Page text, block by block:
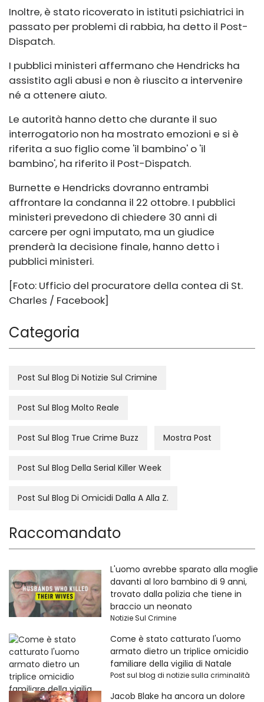
Inoltre, è stato ricoverato in istituti psichiatrici in
passato per problemi di rabbia, ha detto il Post-
Dispatch.
I pubblici ministeri affermano che Hendricks ha
assistito agli abusi e non è riuscito a intervenire
né a ottenere aiuto.
Le autorità hanno detto che durante il suo
interrogatorio non ha mostrato emozioni e si è
riferita a suo figlio come 'il bambino' o 'il
bambino', ha riferito il Post-Dispatch.
Burnette e Hendricks dovranno entrambi
affrontare la condanna il 22 ottobre. I pubblici
ministeri prevedono di chiedere 30 anni di
carcere per ogni imputato, ma un giudice
prenderà la decisione finale, hanno detto i
pubblici ministeri.
[Foto: Ufficio del procuratore della contea di St.
Charles / Facebook]
Categoria
Post Sul Blog Di Notizie Sul Crimine
Post Sul Blog Molto Reale
Post Sul Blog True Crime Buzz Mostra Post
Post Sul Blog Della Serial Killer Week
Post Sul Blog Di Omicidi Dalla A Alla Z.
Raccomandato
L'uomo avrebbe sparato alla moglie
davanti al loro bambino di 9 anni,
trovato dalla polizia che tiene in
braccio un neonato
Notizie Sul Crimine
Come è stato catturato l'uomo
armato dietro un triplice omicidio
familiare della vigilia di Natale
Post sul blog di notizie sulla criminalità
Jacob Blake ha ancora un dolore